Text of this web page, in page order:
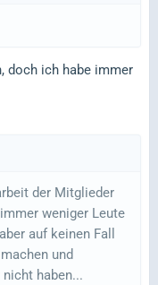
doch ich habe immer
der Mitglieder
weniger Leute
auf keinen Fall
und
haben...